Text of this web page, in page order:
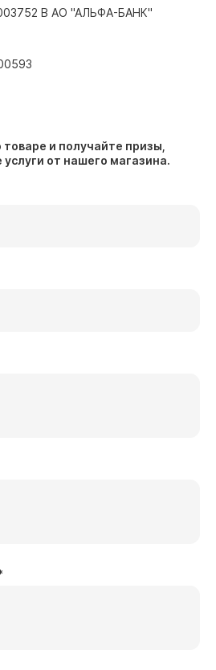
В АО "АЛЬФА-БАНК"
и получайте призы,
от нашего магазина.